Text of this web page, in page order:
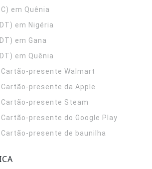
em Quênia
em Nigéria
em Gana
em Quênia
presente Walmart
presente da Apple
presente Steam
presente do Google Play
presente de baunilha